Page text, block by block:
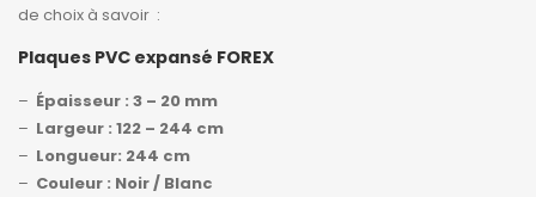
de choix à savoir :
Plaques PVC expansé FOREX
– Épaisseur : 3 – 20 mm
– Largeur : 122 – 244 cm
– Longueur: 244 cm
– Couleur : Noir / Blanc